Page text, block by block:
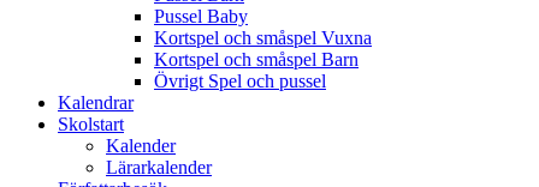
Pussel Baby
Kortspel och småspel Vuxna
Kortspel och småspel Barn
Övrigt Spel och pussel
Kalendrar
Skolstart
Kalender
Lärarkalender